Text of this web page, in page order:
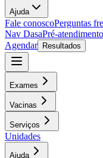
Ajuda
Fale conoscoPerguntas
Nav DasaPré-atendimento
Agendar
Resultados
Exames
Vacinas
Serviços
Unidades
Ajuda